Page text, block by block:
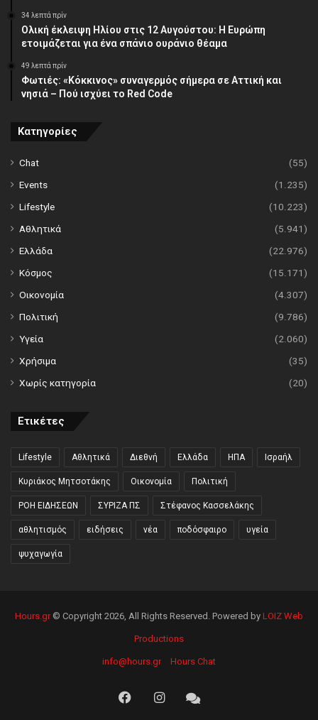
34 λεπτά πρίν
Ολική έκλειψη Ηλίου στις 12 Αυγούστου: Η Ευρώπη
ετοιμάζεται για ένα σπάνιο ουράνιο θέαμα
49 λεπτά πρίν
Φωτιές: «Κόκκινος» συναγερμός σήμερα σε Αττική και
νησιά – Πού ισχύει το Red Code
Κατηγορίες
Chat
(55)
Events
(1.235)
Lifestyle
(10.223)
Αθλητικά
(5.941)
Ελλάδα
(22.976)
Κόσμος
(15.171)
Οικονομία
(4.307)
Πολιτική
(9.786)
Υγεία
(2.060)
Χρήσιμα
(35)
Χωρίς κατηγορία
(20)
Ετικέτες
Lifestyle Αθλητικά Διεθνή Ελλάδα ΗΠΑ Ισραήλ
Κυριάκος Μητσοτάκης Οικονομία Πολιτική
ΡΟΗ ΕΙΔΗΣΕΩΝ ΣΥΡΙΖΑ ΠΣ Στέφανος Κασσελάκης
αθλητισμός ειδήσεις νέα ποδόσφαιρο υγεία
ψυχαγωγία
Hours.gr© Copyright 2026, All Rights Reserved. Powered by LOIZ Web
Productions
info@hours.gr Hours Chat
FacebookInstagramHours